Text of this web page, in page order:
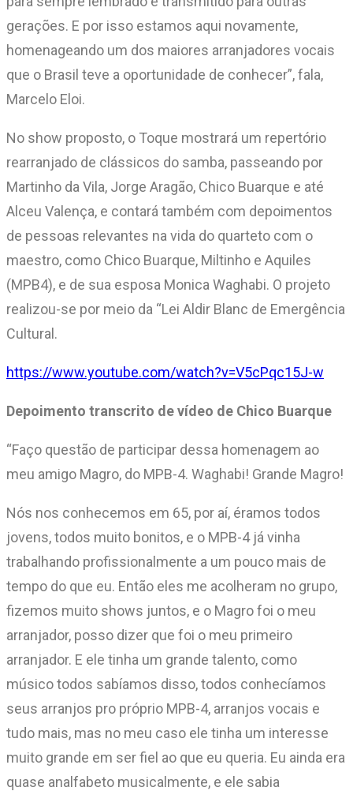
gerações. E por isso estamos aqui novamente,
homenageando um dos maiores arranjadores vocais
que o Brasil teve a oportunidade de conhecer”, fala,
Marcelo Eloi.
No show proposto, o Toque mostrará um repertório
rearranjado de clássicos do samba, passeando por
Martinho da Vila, Jorge Aragão, Chico Buarque e até
Alceu Valença, e contará também com depoimentos
de pessoas relevantes na vida do quarteto com o
maestro, como Chico Buarque, Miltinho e Aquiles
(MPB4), e de sua esposa Monica Waghabi. O projeto
realizou-se por meio da “Lei Aldir Blanc de Emergência
Cultural.
https://www.youtube.com/watch?v=V5cPqc15J-w
Depoimento transcrito de vídeo de Chico Buarque
“Faço questão de participar dessa homenagem ao
meu amigo Magro, do MPB-4. Waghabi! Grande Magro!
Nós nos conhecemos em 65, por aí, éramos todos
jovens, todos muito bonitos, e o MPB-4 já vinha
trabalhando profissionalmente a um pouco mais de
tempo do que eu. Então eles me acolheram no grupo,
fizemos muito shows juntos, e o Magro foi o meu
arranjador, posso dizer que foi o meu primeiro
arranjador. E ele tinha um grande talento, como
músico todos sabíamos disso, todos conhecíamos
seus arranjos pro próprio MPB-4, arranjos vocais e
tudo mais, mas no meu caso ele tinha um interesse
muito grande em ser fiel ao que eu queria. Eu ainda era
quase analfabeto musicalmente, e ele sabia